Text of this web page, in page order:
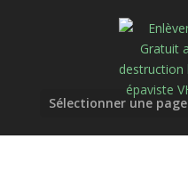
Sélectionner une page